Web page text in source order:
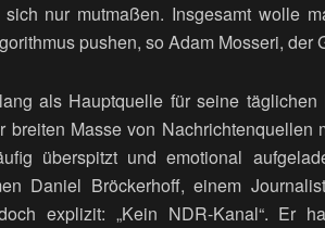
nur mutmaßen. Insgesamt wolle
pushen, so Adam Mosseri, der
als Hauptquelle für seine
breiten Masse von
überspitzt und emotional
Daniel Bröckerhoff, einem
explizit: „Kein NDR-Kanal“. Er